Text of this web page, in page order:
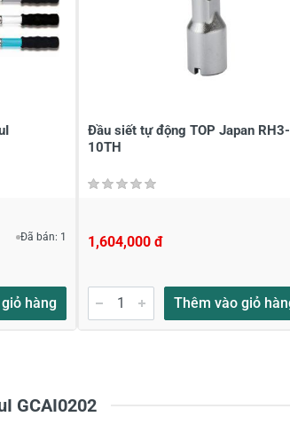
Tiêu đề của nhận xét
Đã bán: 1
hàng
Đầu siết tự động TOP Japan RH3-
10TH
1,604,000 đ
Thêm vào giỏ
GCAI0202